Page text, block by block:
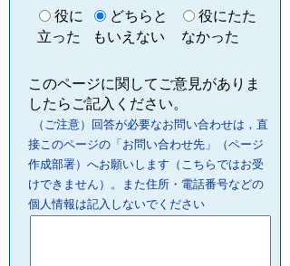
役に
立った
どちらと
もいえない
役にたた
なかった
このページに関してご意見がありま
したらご記入ください。
（ご注意）回答が必要なお問い合わせは，直
接このページの「お問い合わせ先」（ページ
作成部署）へお願いします（こちらではお受
けできません）。また住所・電話番号などの
個人情報は記入しないでください